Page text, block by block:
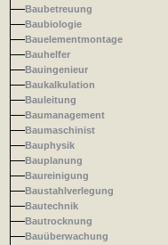
Baubetreuung
Baubiologie
Bauelementmontage
Bauhelfer
Bauingenieur
Baukalkulation
Bauleitung
Baumanagement
Baumaschinist
Bauphysik
Bauplanung
Baureinigung
Baustahlverlegung
Bautechnik
Bautrocknung
Bauüberwachung